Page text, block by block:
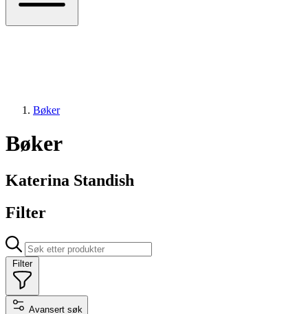
Bøker
Bøker
Katerina Standish
Filter
Filter
Avansert søk